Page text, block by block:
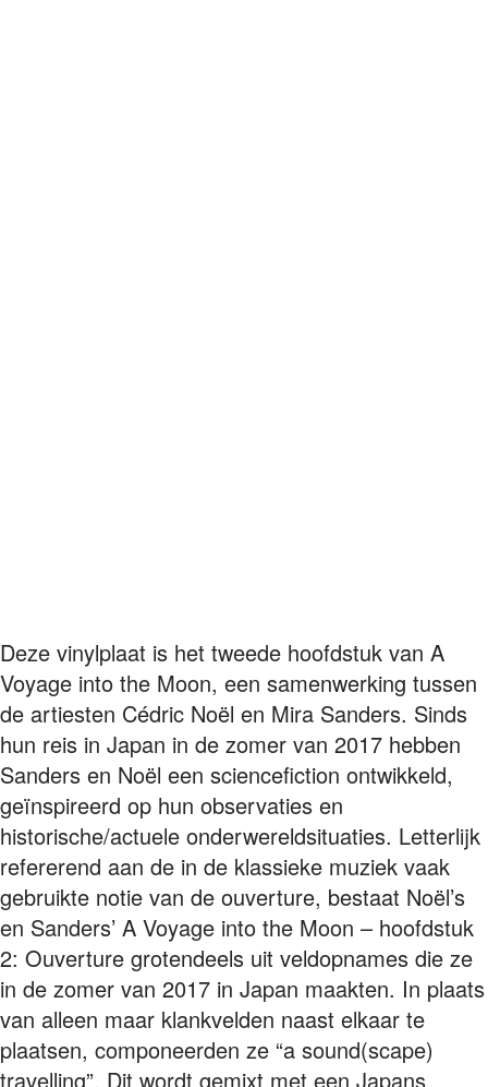
Deze vinylplaat is het tweede hoofdstuk van A
Voyage into the Moon, een samenwerking tussen
de artiesten Cédric Noël en Mira Sanders. Sinds
hun reis in Japan in de zomer van 2017 hebben
Sanders en Noël een sciencefiction ontwikkeld,
geïnspireerd op hun observaties en
historische/actuele onderwereldsituaties. Letterlijk
refererend aan de in de klassieke muziek vaak
gebruikte notie van de ouverture, bestaat Noël’s
en Sanders’ A Voyage into the Moon – hoofdstuk
2: Ouverture grotendeels uit veldopnames die ze
in de zomer van 2017 in Japan maakten. In plaats
van alleen maar klankvelden naast elkaar te
plaatsen, componeerden ze “a sound(scape)
travelling”. Dit wordt gemixt met een Japans